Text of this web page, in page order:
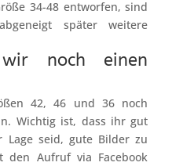
34-48 entworfen, sind
später weitere
noch einen
42, 46 und 36 noch
Wichtig ist, dass ihr gut
seid, gute Bilder zu
den Aufruf via Facebook